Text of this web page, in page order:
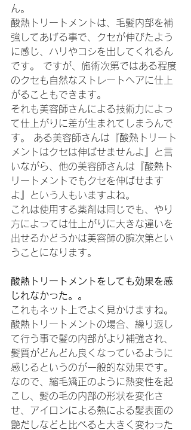
ん。
酸熱トリートメントは、毛髪内部を補
強してあげる事で、クセが伸びたよう
に感じ、ハリやコシを出してくれるん
です。 ですが、施術次第ではある程度
のクセも自然なストレートヘアに仕上
がることもできます。
それも美容師さんによる技術力によっ
て仕上がりに差が生まれてしまうんで
す。 ある美容師さんは『酸熱トリート
メントはクセは伸ばせませんよ』と言
いながら、他の美容師さんは『酸熱ト
リートメントでもクセを伸ばせます
よ』という人もいますよね。
これは使用する薬剤は同じでも、やり
方によっては仕上がりに大きな違いを
出せるかどうかは美容師の腕次第とい
うことになります。
酸熱トリートメントをしても効果を感
じれなかった。。
これもネット上でよく見かけますね。
酸熱トリートメントの場合、繰り返し
て行う事で髪の内部がより補強され、
髪質がどんどん良くなっているように
感じるというのが一般的な効果です。
なので、縮毛矯正のように熱変性を起
こし、髪の毛の内部の形状を変化さ
せ、アイロンによる熱による髪表面の
艶だしなどと比べると大きく変わった